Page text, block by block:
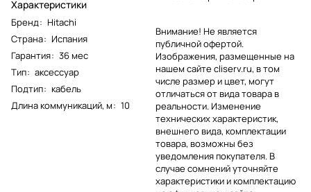
Характеристики
Бренд: Hitachi
Страна: Испания
Гарантия: 36 мес
Тип: аксессуар
Подтип: кабель
Длина коммуникаций, м: 10
Внимание! Не является
публичной офертой.
Изображения, размещенные на
нашем сайте cliserv.ru, в том
числе размер и цвет, могут
отличаться от вида товара в
реальности. Изменение
технических характеристик,
внешнего вида, комплектации
товара, возможны без
уведомления покупателя. В
случае сомнений уточняйте
характеристики и комплектацию